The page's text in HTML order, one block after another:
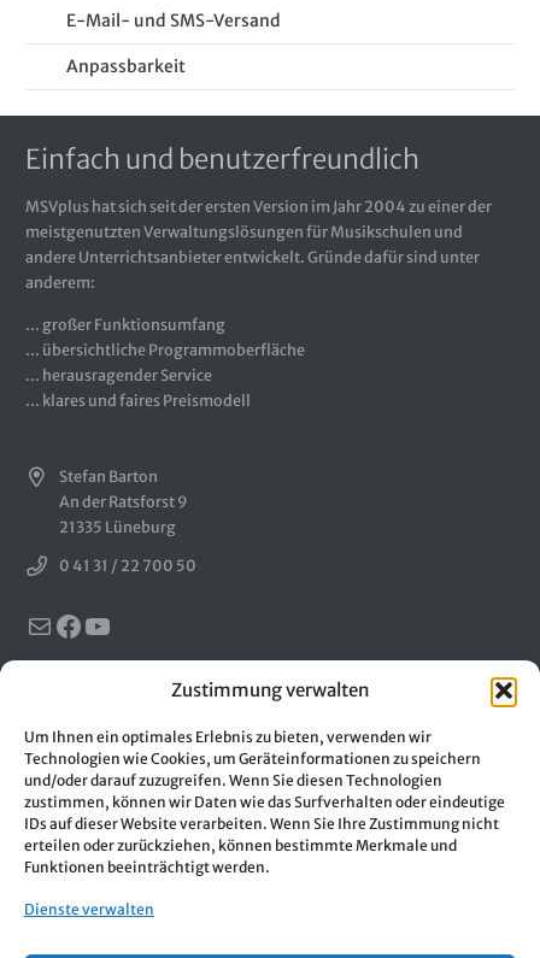
Zustimmung verwalten
Um Ihnen ein optimales Erlebnis zu bieten, verwenden wir
Technologien wie Cookies, um Geräteinformationen zu speichern
und/oder darauf zuzugreifen. Wenn Sie diesen Technologien
zustimmen, können wir Daten wie das Surfverhalten oder eindeutige
IDs auf dieser Website verarbeiten. Wenn Sie Ihre Zustimmung nicht
erteilen oder zurückziehen, können bestimmte Merkmale und
Funktionen beeinträchtigt werden.
Dienste verwalten
E-Mail- und SMS-Versand
Anpassbarkeit
Einfach und benutzerfreundlich
MSVplus hat sich seit der ersten Version im Jahr 2004 zu einer der
meistgenutzten Verwaltungslösungen für Musikschulen und
andere Unterrichtsanbieter entwickelt. Gründe dafür sind unter
anderem:
... großer Funktionsumfang
... übersichtliche Programmoberfläche
... herausragender Service
... klares und faires Preismodell
Stefan Barton
An der Ratsforst 9
21335 Lüneburg
0 41 31 / 22 700 50
E-MailFacebook
YouTube
MSVplus © 2023 Stefan Barton – An der Ratsforst 9 – 21335
Lüneburg – Tel. 0 41 31 / 22 700 50
Demo